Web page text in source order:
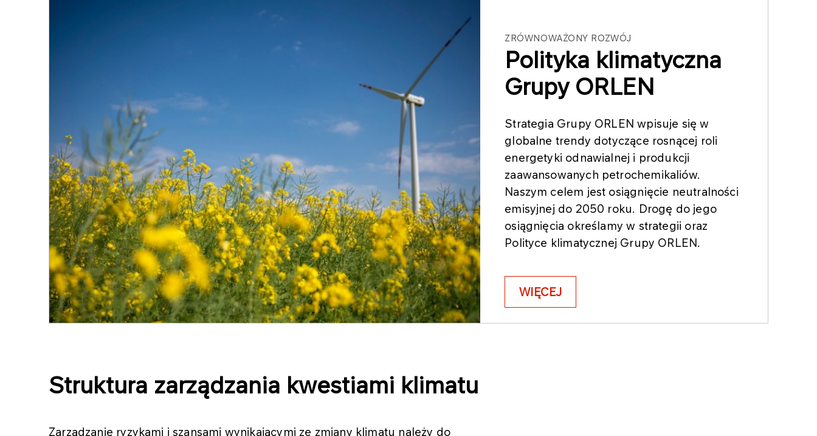
ZRÓWNOWAŻONY ROZWÓJ
Polityka klimatyczna
Grupy ORLEN
Strategia Grupy ORLEN wpisuje się w
globalne trendy dotyczące rosnącej roli
energetyki odnawialnej i produkcji
zaawansowanych petrochemikaliów.
Naszym celem jest osiągnięcie neutralności
emisyjnej do 2050 roku. Drogę do jego
osiągnięcia określamy w strategii oraz
Polityce klimatycznej Grupy ORLEN.
WIĘCEJ
Struktura zarządzania kwestiami klimatu
Zarządzanie ryzykami i szansami wynikającymi ze zmiany klimatu należy do